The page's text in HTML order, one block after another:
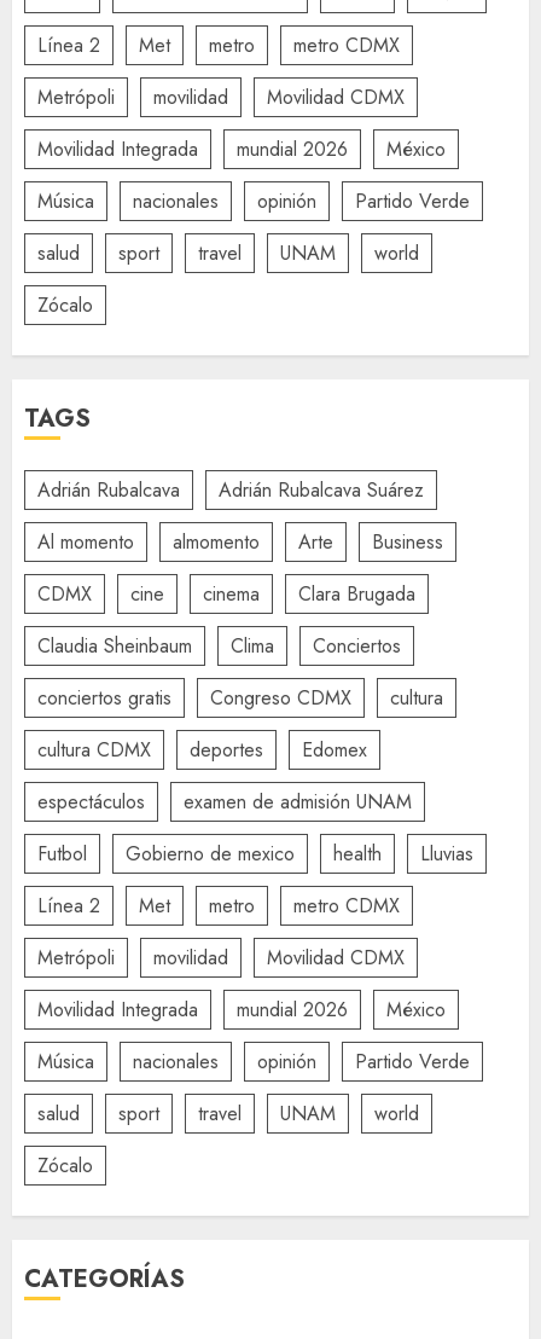
Línea 2
Met metro
metro CDMX
Metrópoli
movilidad
Movilidad CDMX
Movilidad Integrada
mundial 2026
México
Música
nacionales opinión
Partido Verde
salud
sport travel UNAM
world
Zócalo
TAGS
Adrián Rubalcava
Adrián Rubalcava Suárez
Al momento
almomento Arte
Business
CDMX
cine cinema
Clara Brugada
Claudia Sheinbaum
Clima
Conciertos
conciertos gratis
Congreso CDMX
cultura
cultura CDMX
deportes
Edomex
espectáculos
examen de admisión UNAM
Futbol
Gobierno de mexico health
Lluvias
Línea 2
Met metro
metro CDMX
Metrópoli
movilidad
Movilidad CDMX
Movilidad Integrada
mundial 2026
México
Música
nacionales opinión
Partido Verde
salud
sport travel UNAM
world
Zócalo
CATEGORÍAS